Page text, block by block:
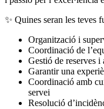
✨ Quines seran les teves
Organització i
Coordinació de
Gestió de reserves i
Garantir una
Coordinació amb
servei
Resolució